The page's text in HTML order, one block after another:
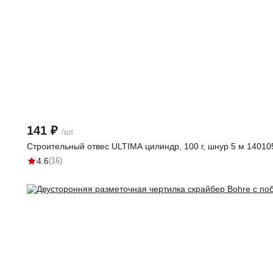
141 ₽ /шт
Строительный отвес ULTIMA цилиндр, 100 г, шнур 5 м
4.6(16)